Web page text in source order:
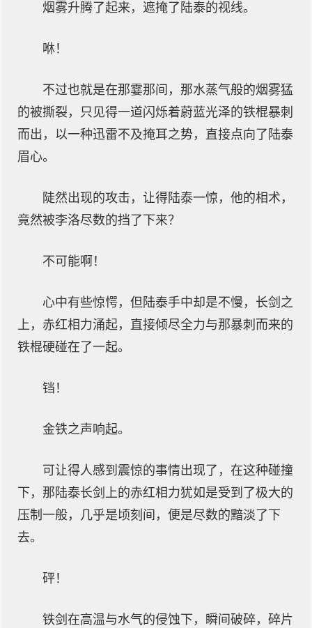
烟雾升腾了起来，遮掩了陆泰的视线。
咻！
不过也就是在那霎那间，那水蒸气般的烟雾猛
的被撕裂，只见得一道闪烁着蔚蓝光泽的铁棍暴刺
而出，以一种迅雷不及掩耳之势，直接点向了陆泰
眉心。
陡然出现的攻击，让得陆泰一惊，他的相术，
竟然被李洛尽数的挡了下来？
不可能啊！
心中有些惊愕，但陆泰手中却是不慢，长剑之
上，赤红相力涌起，直接倾尽全力与那暴刺而来的
铁棍硬碰在了一起。
铛！
金铁之声响起。
可让得人感到震惊的事情出现了，在这种碰撞
下，那陆泰长剑上的赤红相力犹如是受到了极大的
压制一般，几乎是顷刻间，便是尽数的黯淡了下
去。
砰！
铁剑在高温与水气的侵蚀下，瞬间破碎，碎片